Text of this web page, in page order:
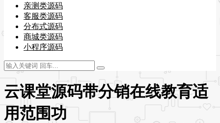
亲测类源码
客服类源码
分布式源码
商城类源码
小程序源码
云课堂源码带分销在线教育适
用范围功